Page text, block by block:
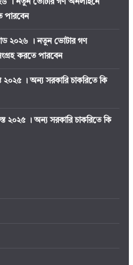
পারবেন
২০২৬ । নতুন ভোটার গণ
করতে পারবেন
২০২৫ । অন্য সরকারি চাকরিতে কি
২০২৫ । অন্য সরকারি চাকরিতে কি